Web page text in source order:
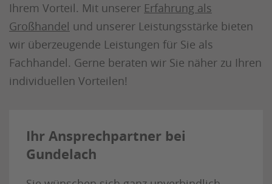
Ihrem Vorteil. Mit unserer Erfahrung als
Großhandel und unserer Leistungsstärke bieten
wir überzeugende Leistungen für Sie als
Fachhandel. Gerne beraten wir Sie näher zu Ihren
individuellen Vorteilen!
Ihr Ansprechpartner bei
Gundelach